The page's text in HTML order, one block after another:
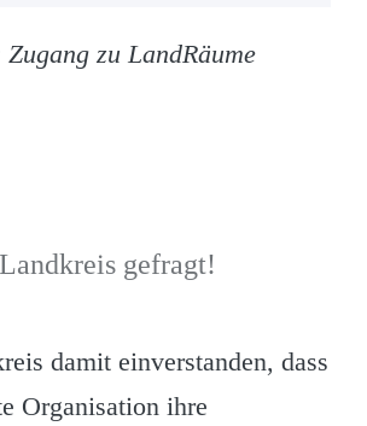
zu LandRäume
gefragt!
damit einverstanden, dass
Organisation ihre